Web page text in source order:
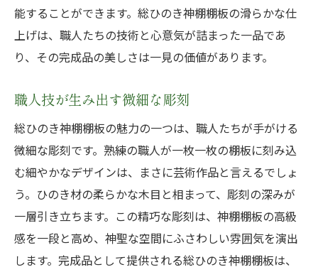
能することができます。総ひのき神棚棚板の滑らかな仕
上げは、職人たちの技術と心意気が詰まった一品であ
り、その完成品の美しさは一見の価値があります。
職人技が生み出す微細な彫刻
総ひのき神棚棚板の魅力の一つは、職人たちが手がける
微細な彫刻です。熟練の職人が一枚一枚の棚板に刻み込
む細やかなデザインは、まさに芸術作品と言えるでしょ
う。ひのき材の柔らかな木目と相まって、彫刻の深みが
一層引き立ちます。この精巧な彫刻は、神棚棚板の高級
感を一段と高め、神聖な空間にふさわしい雰囲気を演出
します。完成品として提供される総ひのき神棚棚板は、